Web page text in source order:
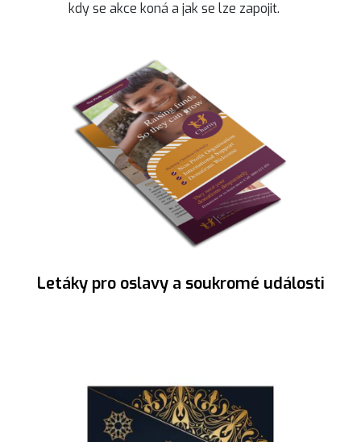
kdy se akce koná a jak se lze zapojit.
Letáky pro oslavy a soukromé události